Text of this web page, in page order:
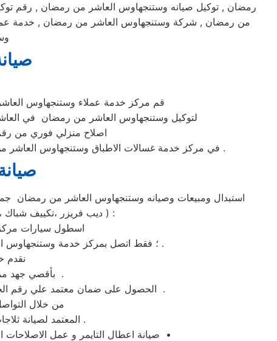
رمضان , توكيل صيانه وستنجهاوس العاشر من رمضان , رقم
من رمضان , شركة وستنجهاوس العاشر من رمضان , خدمة
قم مركز خدمة عملاء وستنجهاوس العاشر من رمضان
لتوكيل وستنجهاوس العاشر من رمضان في العاشر من رمضان يمكنك
اصلاح منزلي فوري من
في مركز خدمة غسالات الاطباق وستنجهاوس العاشر من رمضان كل ماعليكم هو الاتصال المباشر علي رقم توكيل صيانة ماكينات وستنجهاوس العاشر من رمضان المعتمد في مصر .
،بوتاجاز ،ميكروويف ،غسالة ملابس ،غسالة اطباق ،شاشة lcd ، شاشة led ، ديب فريزر ،تكييف شباك ،تكييف اسبليت ، دراير ) :
اسطول سيارات
؛ فقط اتصل بمركز خدمة وستنجهاوس العاشر من رمضان ولمزيد من الاستفسارات كلمنا علي رقم توكيل وستنجهاوس العاشر من رمضان المختصر .
نقدم
بأقصي جهد ممكن وباسطة توكيل وستنجهاوس العاشر من رمضان– الخط الساخن 01210999852 .
الحصول على ضمان معتمد علي رقم الخط الساخن من خلال تواصلكم مع الرقم المختصر لصيانه وستنجهاوس العاشر من رمضان بالعاشر من رمضان .
من خلال
المعتمد لصيانة ثلاجات وستنجهاوس فى العاشر من رمضان وغيرها من المحافظات و الموقع الرسمي في مصر .
صيانة اعطال التايمر و عمل الاصلاحات اللازمة للدائرة الكهربائية و تصليح غسالات وستنجهاوس العاشر من رمضان فورا وبالمنزل فى العاشر من رمضان •